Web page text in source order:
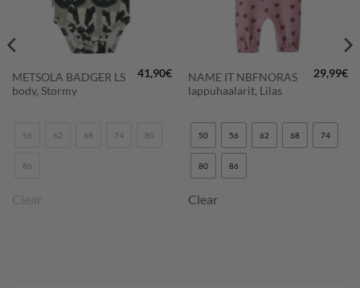
METSOLA BADGER LS
body, Stormy
41,90€
56 62 68 74 80
86
Clear
NAME IT NBFNORAS
lappuhaalarit, Lilas
29,99€
50 56 62 68 74
80 86
Clear